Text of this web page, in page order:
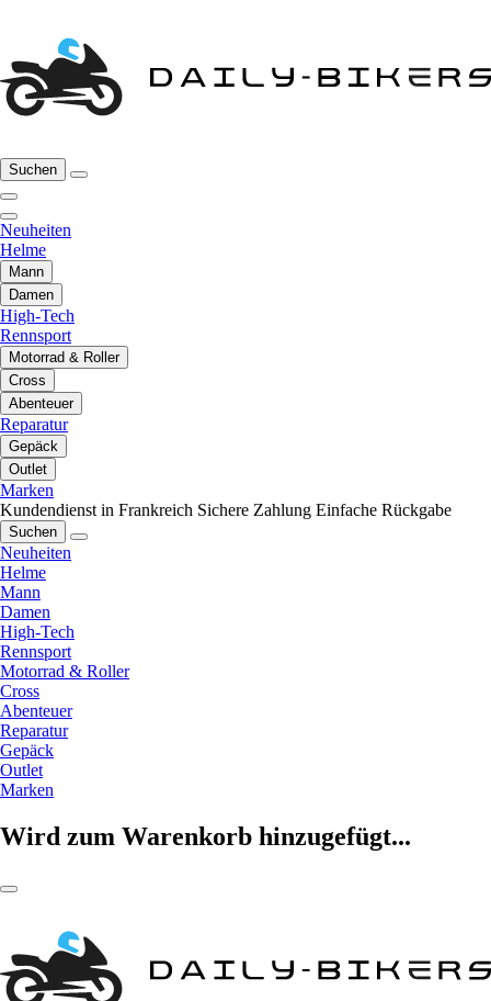
Suchen
Neuheiten
Helme
Mann
Damen
High-Tech
Rennsport
Motorrad & Roller
Cross
Abenteuer
Reparatur
Gepäck
Outlet
Marken
Kundendienst in Frankreich Sichere Zahlung Einfache Rückgabe
Suchen
Neuheiten
Helme
Mann
Damen
High-Tech
Rennsport
Motorrad & Roller
Cross
Abenteuer
Reparatur
Gepäck
Outlet
Marken
Wird zum Warenkorb hinzugefügt...